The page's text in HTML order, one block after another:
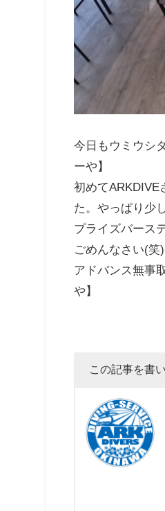
今日もウミウシ
ーや】
初めてARKDIVE
た。やっぱり少
プライズバース
ごめんなさい(笑)
アドバンス無事
や】
この記事を書